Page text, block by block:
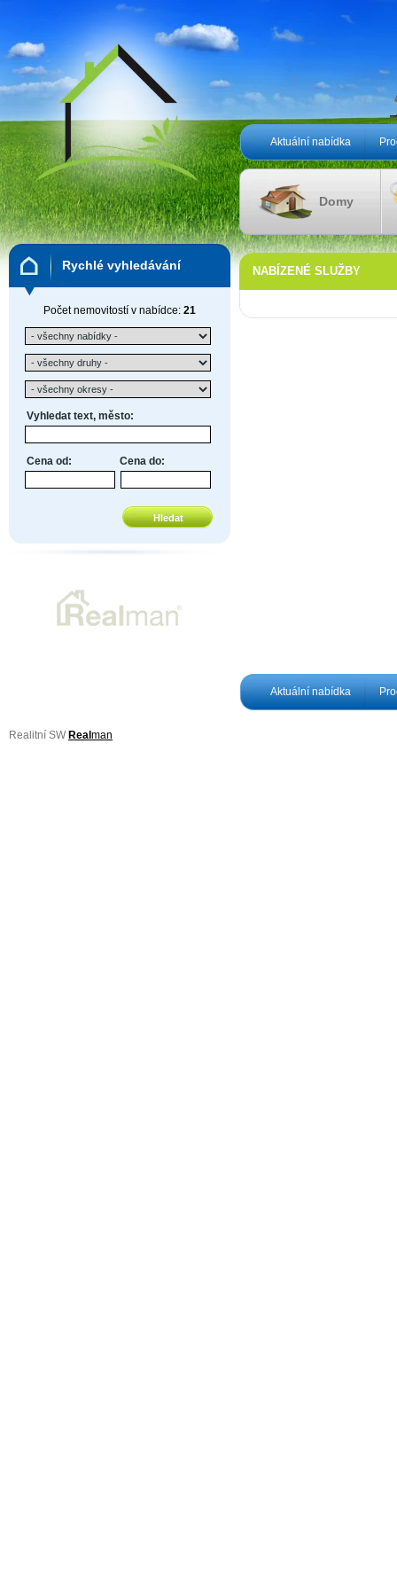
Aktuální nabídka
Domy
Rychlé vyhledávání
Počet nemovitostí v nabídce: 21
Vyhledat text, město:
Cena od: Cena do:
NABÍZENÉ SLUŽBY
Aktuální nabídka
Realitní SW Real man